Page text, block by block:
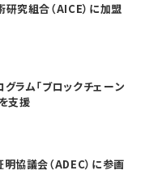
究組合（AICE）に加盟
ラム「ブロックチェーン
支援
協議会（ADEC）に参画